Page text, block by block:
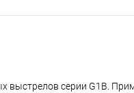
выстрелов серии G1B.